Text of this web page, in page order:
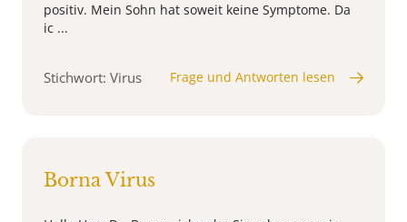
positiv. Mein Sohn hat soweit keine Symptome. Da
ic ...
Stichwort: Virus Frage und Antworten lesen
Borna Virus